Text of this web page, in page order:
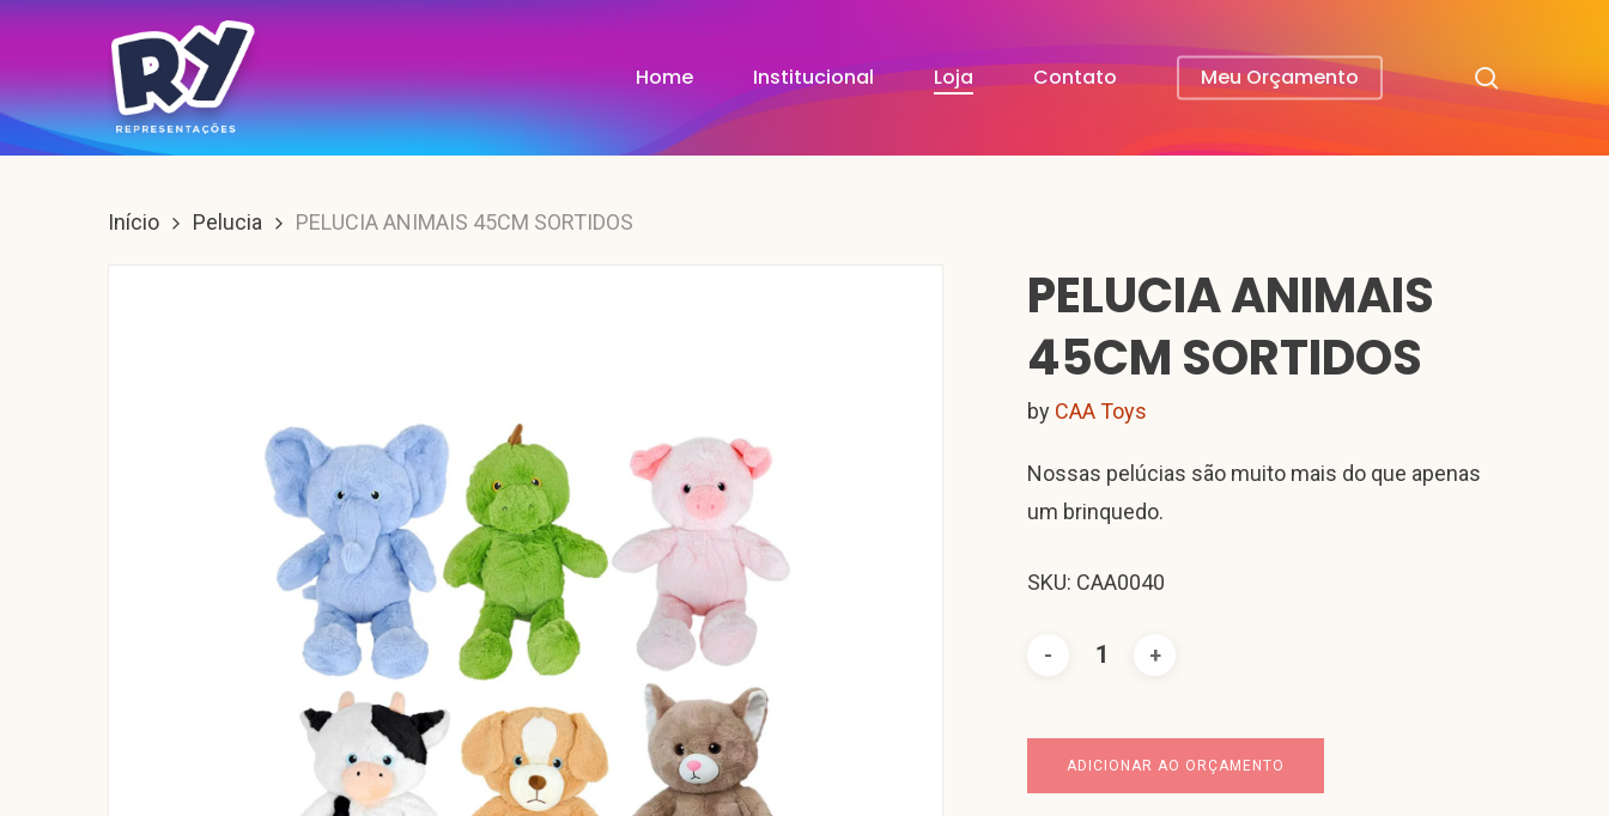
Skip
main
content
Home Institucional Loja Contato Meu Orçamento
Início Pelucia PELUCIA ANIMAIS 45CM SORTIDOS
PELUCIA ANIMAIS
45CM SORTIDOS
by CAA Toys
Nossas pelúcias são muito mais do que apenas
um brinquedo.
SKU: CAA0040
ADICIONAR AO ORÇAMENTO